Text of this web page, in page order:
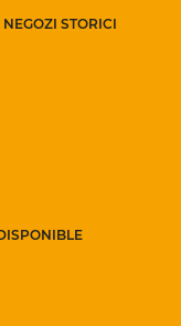
NEGOZI STORICI